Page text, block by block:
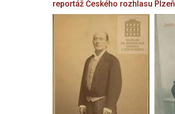
reportáž Českého rozhlasu Plzeň